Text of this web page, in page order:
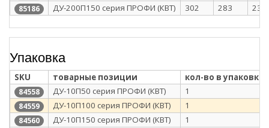
85186 ДУ-200П150 серия ПРОФИ (КВТ) 302 283 237
Упаковка
SKU товарные позиции кол-во в упаковке
84558 ДУ-10П50 серия ПРОФИ (КВТ) 1
84559 ДУ-10П100 серия ПРОФИ (КВТ) 1
84560 ДУ-10П150 серия ПРОФИ (КВТ) 1